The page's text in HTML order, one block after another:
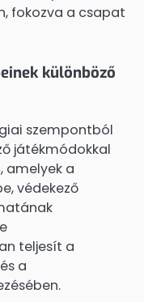
fokozva a csapat
különböző
szempontból
játékmódokkal
amelyek a
védekező
teljesít a
a